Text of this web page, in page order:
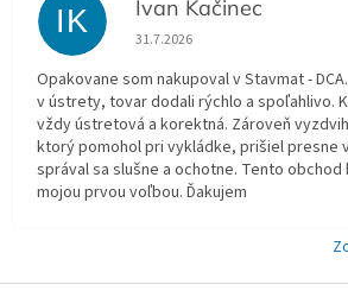
IK Ivan Kačinec
Hodnotenie obchodu je 5 z 5
31.7.2026
Opakovane som nakupoval v Stavmat -
v ústrety, tovar dodali rýchlo a spoľahlivo.
vždy ústretová a korektná. Zároveň
ktorý pomohol pri vykládke, prišiel presne
správal sa slušne a ochotne. Tento obchod
mojou prvou voľbou. Ďakujem